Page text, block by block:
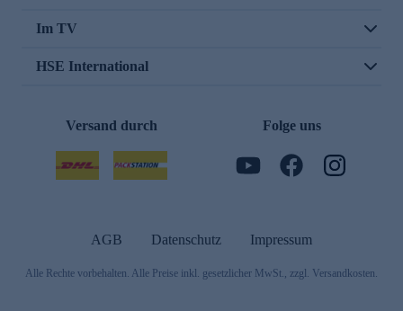
Im TV
HSE International
Versand durch Folge uns
AGB Datenschutz Impressum
Alle Rechte vorbehalten. Alle Preise inkl. gesetzlicher MwSt., zzgl. Versandkosten.